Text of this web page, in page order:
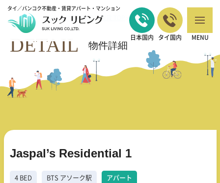
タイ／バンコク不動産・賃貸アパート・マンション
日本国内 タイ国内 MENU
バンコクの不動産・賃貸 TOP >4 BED> Jaspal's Residential 1
DETAIL 物件詳細
Jaspal’s Residential 1
4 BED BTS アソーク駅 アパート